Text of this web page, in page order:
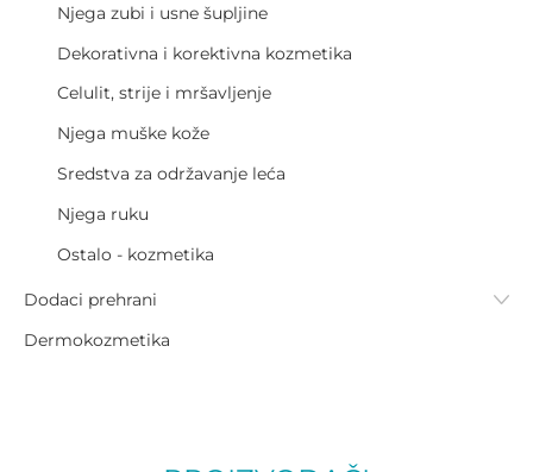
Njega zubi i usne šupljine
Dekorativna i korektivna kozmetika
Celulit, strije i mršavljenje
Njega muške kože
Sredstva za održavanje leća
Njega ruku
Ostalo - kozmetika
Dodaci prehrani
Dermokozmetika